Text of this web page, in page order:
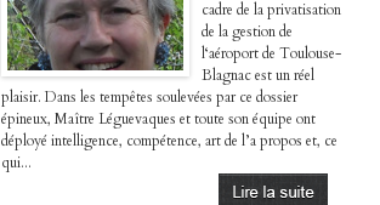
cadre de la privatisation
de la gestion de
l‘aéroport de Toulouse-
Blagnac est un réel
plaisir. Dans les tempêtes soulevées par ce dossier
épineux, Maître Léguevaques et toute son équipe ont
déployé intelligence, compétence, art de l’a propos et, ce
qui...